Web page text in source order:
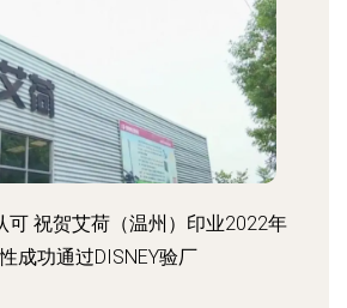
可 祝贺艾荷（温州）印业2022年
成功通过DISNEY验厂